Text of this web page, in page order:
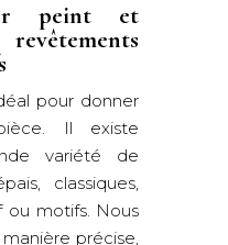
peint et
pour donner
Il existe
variété de
classiques,
ou motifs. Nous
précise,